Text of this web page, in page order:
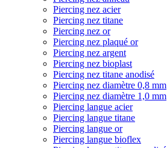
Piercing nez acier
Piercing nez titane
Piercing nez or
Piercing nez plaqué or
Piercing nez argent
Piercing nez bioplast
Piercing nez titane anodisé
Piercing nez diamètre 0,8 mm
Piercing nez diamètre 1,0 mm
Piercing langue acier
Piercing langue titane
Piercing langue or
Piercing langue bioflex